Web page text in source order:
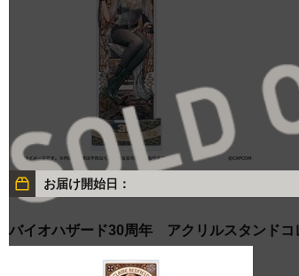
お届け開始日：
バイオハザード30周年 アクリルスタンドコ